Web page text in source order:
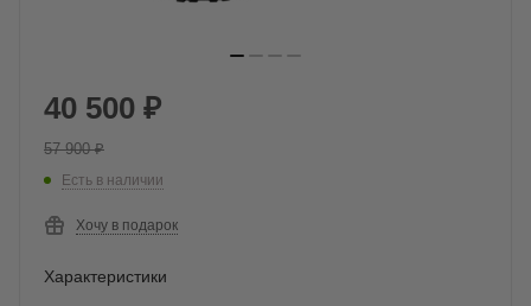
40 500 ₽
57 900₽
Есть в наличии
Хочу в подарок
Характеристики